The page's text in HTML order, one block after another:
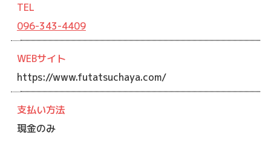
TEL
096-343-4409
WEBサイト
https://www.futatsuchaya.com/
支払い方法
現金のみ